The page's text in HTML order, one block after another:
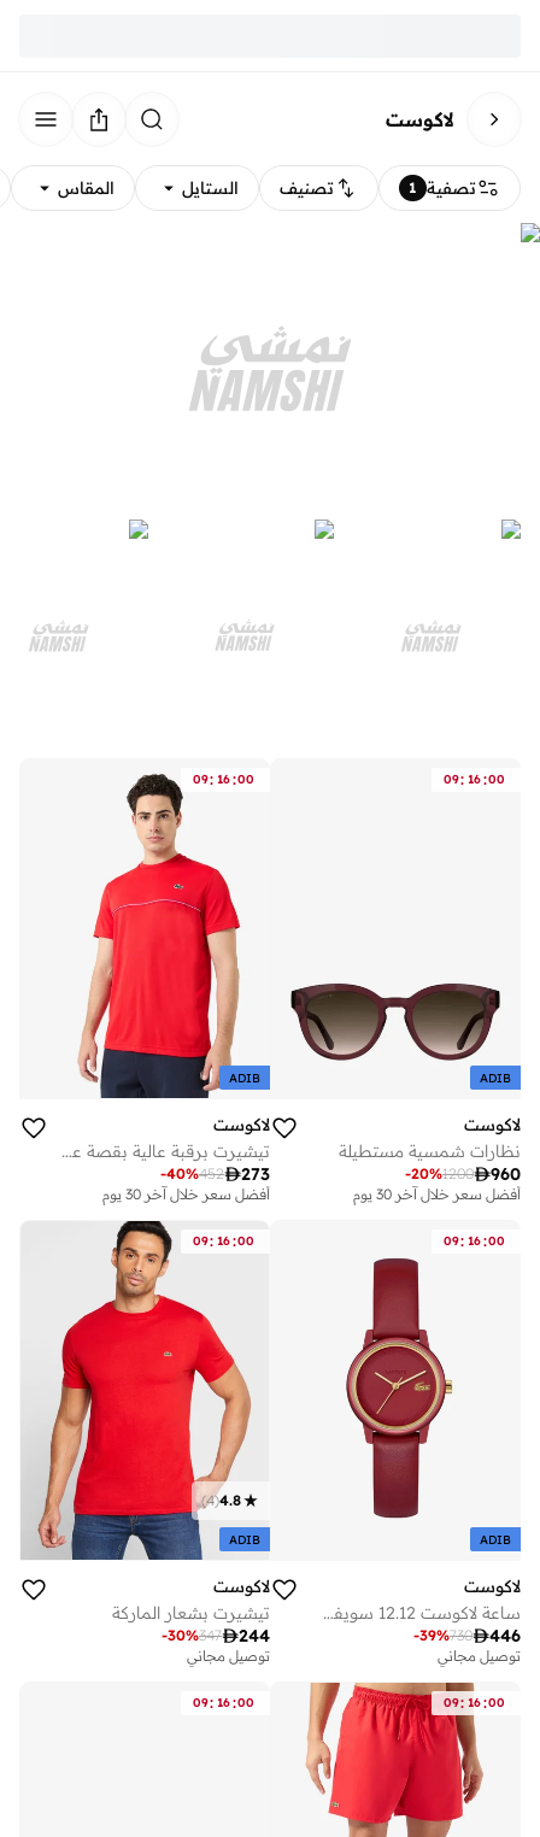
لاكوست
تصفية 1 تصنيف الستايل المقاس
09: 16:00
ADIB
لاكوست
نظارات شمسية مستطيلة
960
1200
-20%
أفضل سعر خلال آخر 30 يوم
أفضل سعر خلال آخر 30 يوم
توصيل مجاني
09: 16:00
ADIB
لاكوست
تيشيرت برقبة عالية بقصة عادية
273
452
-40%
أفضل سعر خلال آخر 30 يوم
أفضل سعر خلال آخر 30 يوم
توصيل مجاني
09: 16:00
ADIB
لاكوست
ساعة لاكوست 12.12 سويفت جلد بعقارب
446
730
-39%
توصيل مجاني
09: 16:00
4.8
(
4
)
ADIB
لاكوست
تيشيرت بشعار الماركة
244
347
-30%
توصيل مجاني
09: 16:00
09: 16:00